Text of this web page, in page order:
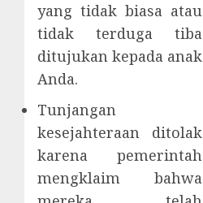
yang tidak biasa atau
tidak terduga tiba
ditujukan kepada anak
Anda.
Tunjangan
kesejahteraan ditolak
karena pemerintah
mengklaim bahwa